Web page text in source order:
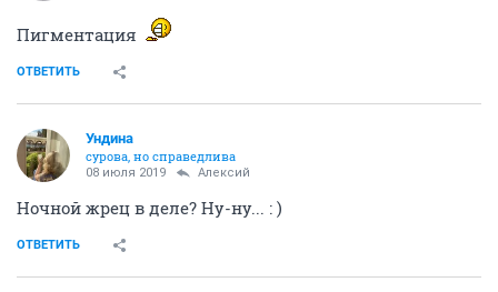
Пигментация
ОТВЕТИТЬ
Ундинa
сурова, но справедлива
08 июля 2019 Алексий
Ночной жрец в деле? Ну-ну... : )
ОТВЕТИТЬ